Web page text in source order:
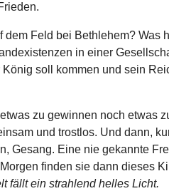
dem Feld bei Bethlehem? Was
in einer
soll kommen und sein
zu gewinnen noch etwas
und trostlos. Und dann,
Gesang. Eine nie gekannte
finden sie dann dieses
fällt ein strahlend helles Licht.